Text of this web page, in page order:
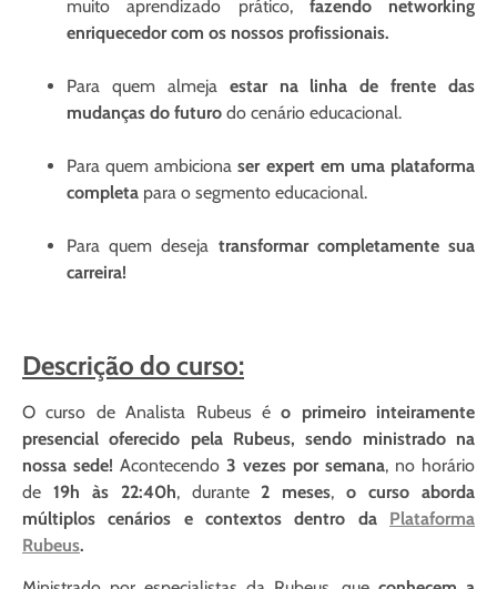
muito aprendizado prático,fazendo networking
enriquecedor com os nossos profissionais.
Para quem almeja estar na linha de frente das
mudanças do futuro do cenário educacional.
Para quem ambiciona ser expert em uma plataforma
completa para o segmento educacional.
Para quem deseja transformar completamente sua
carreira!
Descrição do curso:
O curso de Analista Rubeus éo primeiro inteiramente
presencial oferecido pela Rubeus, sendo ministrado na
nossa sede! Acontecendo 3 vezes por semana, no horário
de 19h às 22:40h, durante 2 meses,o curso aborda
múltiplos cenários e contextos dentro da Plataforma
Rubeus.